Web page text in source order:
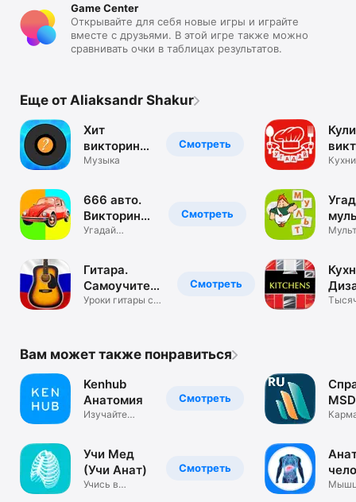
Game Center
Открывайте для себя новые игры и играйте
вместе с друзьями. В этой игре также можно
сравнивать очки в таблицах результатов.
Еще от Aliaksandr Shakur
Смотреть
Хит
викторина:
угадай
Музыка
Смотреть
666 авто.
Викторина
автомобили
Угадай
Смотреть
Гитара.
Самоучитель
и песенник
Уроки гитары с
Еда
Вам может также понравиться
Смотреть
Kenhub
Анатомия
Изучайте
Смотреть
Учи Мед
(Учи Анат)
Учись в